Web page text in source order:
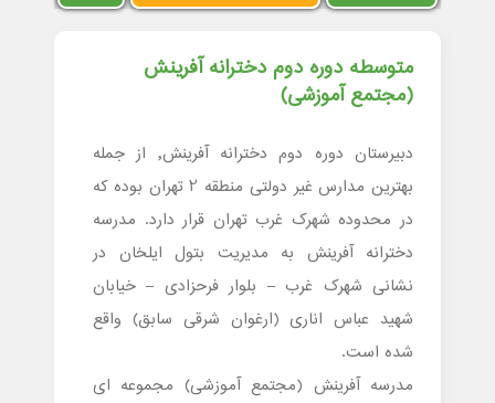
متوسطه دوره دوم دخترانه آفرینش
(مجتمع آموزشی)
دبیرستان دوره دوم دخترانه آفرینش, از جمله
بهترین مدارس غیر دولتی منطقه 2 تهران بوده که
در محدوده شهرک غرب تهران قرار دارد. مدرسه
دخترانه آفرینش به مدیریت بتول ایلخان در
نشانی شهرک غرب – بلوار فرحزادی – خیابان
شهید عباس اناری (ارغوان شرقی سابق) واقع
شده است.
مدرسه آفرینش (مجتمع آموزشی) مجموعه ای